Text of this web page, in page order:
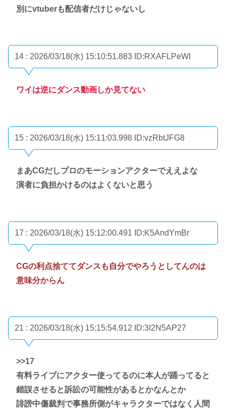
別にvtuberも配信者だけじゃないし
14 : 2026/03/18(水) 15:10:51.883 ID:RXAFLPeWI
ワイは逆にダンス動画しか見てない
15 : 2026/03/18(水) 15:11:03.998 ID:vzRbtJFG8
まあCGだしプロのモーションアクターでええよな
演者に負担かけるのはよくないと思う
17 : 2026/03/18(水) 15:12:00.491 ID:K5AndYmBr
CGの利点捨ててダンスも自分でやろうとしてんのは
意味分からん
21 : 2026/03/18(水) 15:15:54.912 ID:3I2N5AP27
>>17
有料ライブにアクター使ってるのに本人が踊ってると
錯誤させると訴訟の可能性があるとかなんとか
誹謗中傷裁判で事務所側がキャラクターではなく人間